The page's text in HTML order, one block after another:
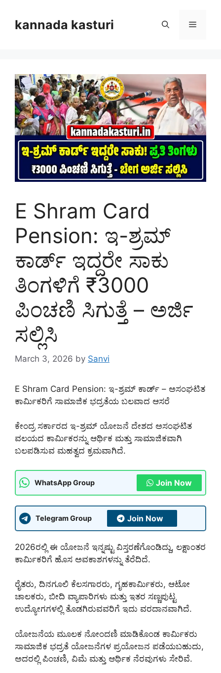
contentkannada kasturi Menu
E Shram Card
Pension: ಇ-ಶ್ರಮ್
ಕಾರ್ಡ್ ಇದ್ದರೇ ಸಾಕು
ತಿಂಗಳಿಗೆ ₹3000
ಪಿಂಚಣಿ ಸಿಗುತ್ತೆ – ಅರ್ಜಿ
ಸಲ್ಲಿಸಿ
March 3, 2026 by Sanvi
E Shram Card Pension: ಇ-ಶ್ರಮ್ ಕಾರ್ಡ್ – ಅಸಂಘಟಿತ
ಕಾರ್ಮಿಕರಿಗೆ ಸಾಮಾಜಿಕ ಭದ್ರತೆಯ ಬಲವಾದ ಆಸರೆ
ಕೇಂದ್ರ ಸರ್ಕಾರದ ಇ-ಶ್ರಮ್ ಯೋಜನೆ ದೇಶದ ಅಸಂಘಟಿತ
ವಲಯದ ಕಾರ್ಮಿಕರನ್ನು ಆರ್ಥಿಕ ಮತ್ತು ಸಾಮಾಜಿಕವಾಗಿ
ಬಲಪಡಿಸುವ ಮಹತ್ವದ ಕ್ರಮವಾಗಿದೆ.
WhatsApp Group Join Now
Telegram Group Join Now
2026ರಲ್ಲಿ ಈ ಯೋಜನೆ ಇನ್ನಷ್ಟು ವಿಸ್ತರಣೆಗೊಂಡಿದ್ದು, ಲಕ್ಷಾಂತರ
ಕಾರ್ಮಿಕರಿಗೆ ಹೊಸ ಅವಕಾಶಗಳನ್ನು ತೆರೆದಿದೆ.
ರೈತರು, ದಿನಗೂಲಿ ಕೆಲಸಗಾರರು, ಗೃಹಕಾರ್ಮಿಕರು, ಆಟೋ
ಚಾಲಕರು, ಬೀದಿ ವ್ಯಾಪಾರಿಗಳು ಮತ್ತು ಇತರ ಸಣ್ಣಪುಟ್ಟ
ಉದ್ಯೋಗಗಳಲ್ಲಿ ತೊಡಗಿರುವವರಿಗೆ ಇದು ವರದಾನವಾಗಿದೆ.
ಯೋಜನೆಯ ಮೂಲಕ ನೋಂದಣಿ ಮಾಡಿಕೊಂಡ ಕಾರ್ಮಿಕರು
ಸಾಮಾಜಿಕ ಭದ್ರತೆ ಯೋಜನೆಗಳ ಪ್ರಯೋಜನ ಪಡೆಯಬಹುದು,
ಅದರಲ್ಲಿ ಪಿಂಚಣಿ, ವಿಮೆ ಮತ್ತು ಆರ್ಥಿಕ ನೆರವುಗಳು ಸೇರಿವೆ.